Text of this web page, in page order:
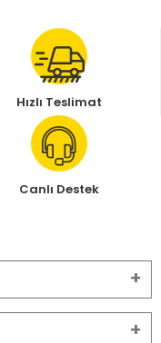
Hızlı Teslimat
Canlı Destek